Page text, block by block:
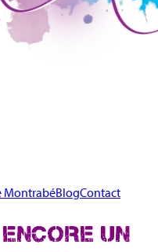
MontrabéBlogContact
UN